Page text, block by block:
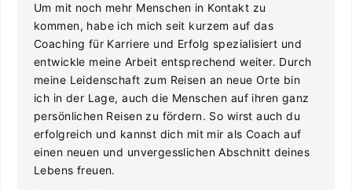
Um mit noch mehr Menschen in Kontakt zu
kommen, habe ich mich seit kurzem auf das
Coaching für Karriere und Erfolg spezialisiert und
entwickle meine Arbeit entsprechend weiter. Durch
meine Leidenschaft zum Reisen an neue Orte bin
ich in der Lage, auch die Menschen auf ihren ganz
persönlichen Reisen zu fördern. So wirst auch du
erfolgreich und kannst dich mit mir als Coach auf
einen neuen und unvergesslichen Abschnitt deines
Lebens freuen.